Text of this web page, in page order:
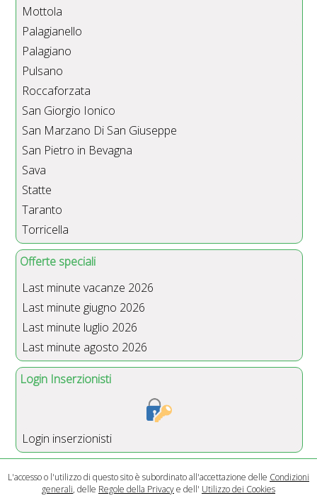
Mottola
Palagianello
Palagiano
Pulsano
Roccaforzata
San Giorgio Ionico
San Marzano Di San Giuseppe
San Pietro in Bevagna
Sava
Statte
Taranto
Torricella
Offerte speciali
Last minute vacanze 2026
Last minute giugno 2026
Last minute luglio 2026
Last minute agosto 2026
Login Inserzionisti
Login inserzionisti
L'accesso o l'utilizzo di questo sito è subordinato all'accettazione delle Condizioni
generali, delle Regole della Privacye dell' Utilizzo dei Cookies